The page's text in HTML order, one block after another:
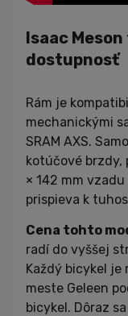
Isaac
dostupnosť
Rám je
mechanickými
SRAM AXS.
kotúčové brzdy,
× 142 mm
prispieva k
Cena tohto
radí do vyššej
Každý bicykel je
meste Geleen
bicykel. Dôraz